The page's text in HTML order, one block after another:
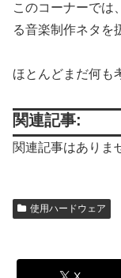
このコーナーでは
る音楽制作ネタを
ほとんどまだ何も
関連記事:
関連記事はありま
使用ハードウェア